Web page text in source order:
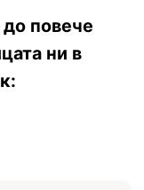
повече
ни в